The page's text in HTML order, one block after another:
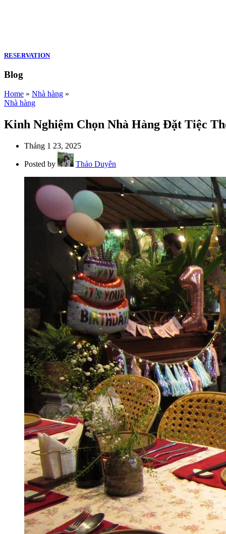
RESERVATION
Blog
Home » Nhà hàng »
Nhà hàng
Kinh Nghiệm Chọn Nhà Hàng Đặt Tiệc
Tháng 1 23, 2025
Posted by Thảo Duyên